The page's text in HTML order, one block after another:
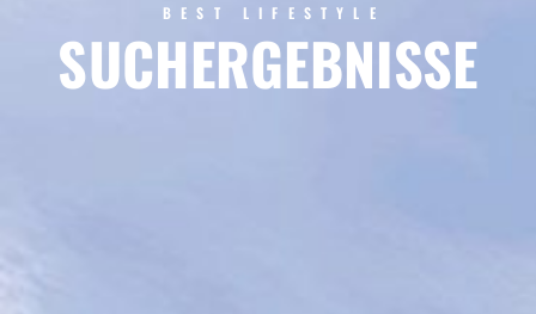
BEST LIFESTYLE
SUCHERGEBNISSE